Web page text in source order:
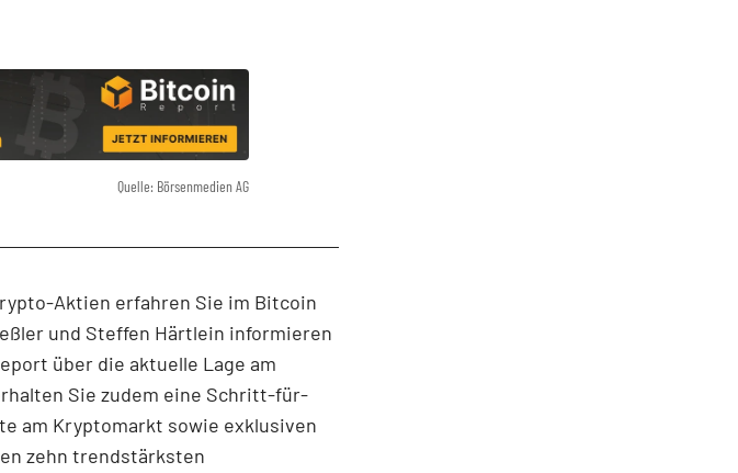
Quelle: Börsenmedien AG
Aktien erfahren Sie im Bitcoin
und Steffen Härtlein informieren
über die aktuelle Lage am
Sie zudem eine Schritt-für-
am Kryptomarkt sowie exklusiven
zehn trendstärksten